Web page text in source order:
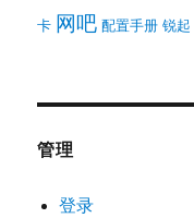
卡 网吧 配置手册 锐起
管理
登录